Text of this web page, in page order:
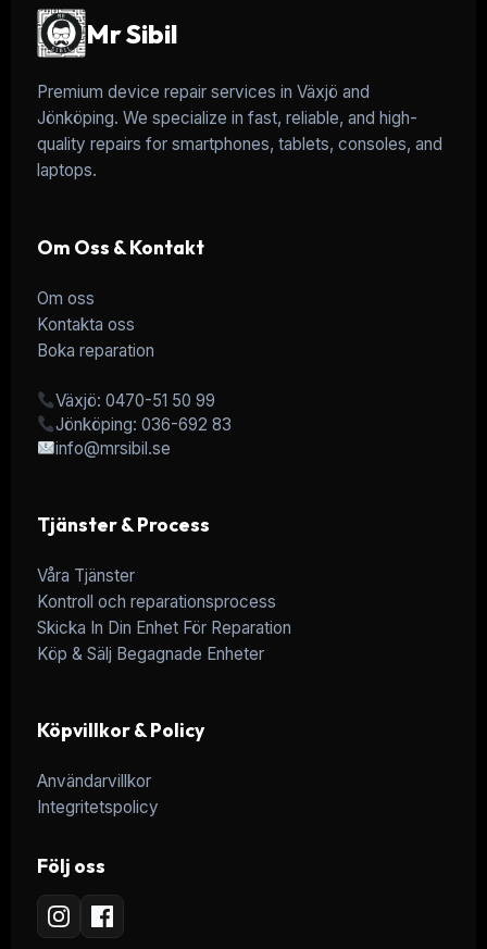
Mr Sibil
Premium device repair services in Växjö and
Jönköping. We specialize in fast, reliable, and high-
quality repairs for smartphones, tablets, consoles, and
laptops.
Om Oss & Kontakt
Om oss
Kontakta oss
Boka reparation
Växjö: 0470-51 50 99
Jönköping: 036-692 83
info@mrsibil.se
Tjänster & Process
Våra Tjänster
Kontroll och reparationsprocess
Skicka In Din Enhet För Reparation
Köp & Sälj Begagnade Enheter
Köpvillkor & Policy
Användarvillkor
Integritetspolicy
Följ oss